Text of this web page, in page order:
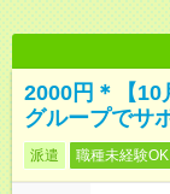
2000円＊【10
グループでサ
派遣 職種未経験OK